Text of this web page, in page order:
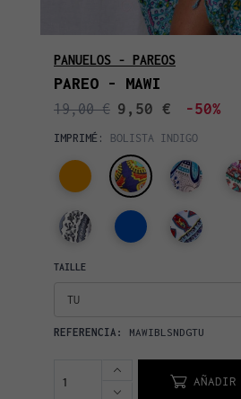
PANUELOS - PAREOS
PAREO - MAWI
19,00 € 9,50 € -50%
IMPRIMÉ: BOLISTA INDIGO
TAILLE
TU
REFERENCIA: MAWIBLSNDGTU